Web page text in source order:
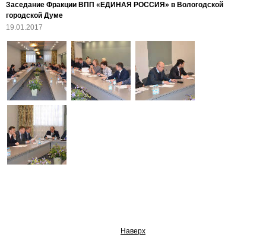
Заседание Фракции ВПП «ЕДИНАЯ РОССИЯ» в Вологодской
городской Думе
19.01.2017
Наверх